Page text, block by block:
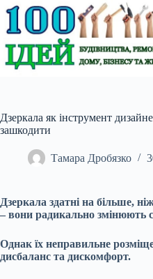
Перейти
до
вмісту
Дзеркала як інструмент
зашкодити
Тамара Дробязко
Дзеркала здатні на більше,
– вони радикально змінюють
Однак їх неправильне
дисбаланс та дискомфорт.